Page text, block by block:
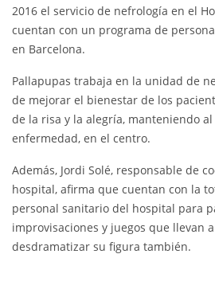
2016 el servicio de nefrología en el
cuentan con un programa de
en Barcelona.
Pallapupas trabaja en la unidad de
de mejorar el bienestar de los
de la risa y la alegría, manteniendo
enfermedad, en el centro.
Además, Jordi Solé, responsable de
hospital, afirma que cuentan con la
personal sanitario del hospital para
improvisaciones y juegos que llevan
desdramatizar su figura también.